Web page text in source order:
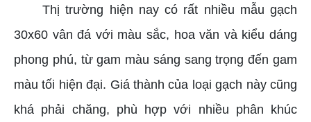
Thị trường hiện nay có rất nhiều mẫu gạch
30x60 vân đá với màu sắc, hoa văn và kiểu dáng
phong phú, từ gam màu sáng sang trọng đến gam
màu tối hiện đại. Giá thành của loại gạch này cũng
khá phải chăng, phù hợp với nhiều phân khúc